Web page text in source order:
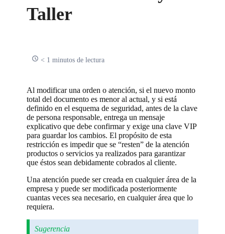
Taller
< 1 minutos de lectura
Al modificar una orden o atención, si el nuevo monto
total del documento es menor al actual, y si está
definido en el esquema de seguridad, antes de la clave
de persona responsable, entrega un mensaje
explicativo que debe confirmar y exige una clave VIP
para guardar los cambios. El propósito de esta
restricción es impedir que se “resten” de la atención
productos o servicios ya realizados para garantizar
que éstos sean debidamente cobrados al cliente.
Una atención puede ser creada en cualquier área de la
empresa y puede ser modificada posteriormente
cuantas veces sea necesario, en cualquier área que lo
requiera.
Sugerencia